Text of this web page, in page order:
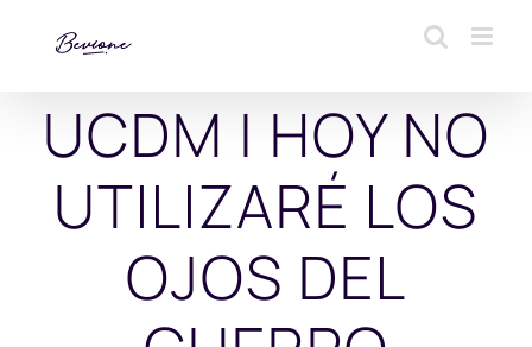
UCDM | HOY NO
UTILIZARÉ LOS
OJOS DEL